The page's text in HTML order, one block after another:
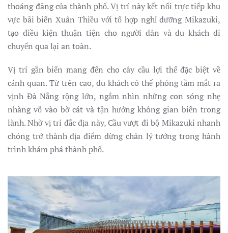
thoáng đãng của thành phố. Vị trí này kết nối trực tiếp khu
vực bãi biển Xuân Thiều với tổ hợp nghỉ dưỡng Mikazuki,
tạo điều kiện thuận tiện cho người dân và du khách di
chuyển qua lại an toàn.
Vị trí gần biển mang đến cho cây cầu lợi thế đặc biệt về
cảnh quan. Từ trên cao, du khách có thể phóng tầm mắt ra
vịnh Đà Nẵng rộng lớn, ngắm nhìn những con sóng nhẹ
nhàng vỗ vào bờ cát và tận hưởng không gian biển trong
lành. Nhờ vị trí đắc địa này, Cầu vượt đi bộ Mikazuki nhanh
chóng trở thành địa điểm dừng chân lý tưởng trong hành
trình khám phá thành phố.